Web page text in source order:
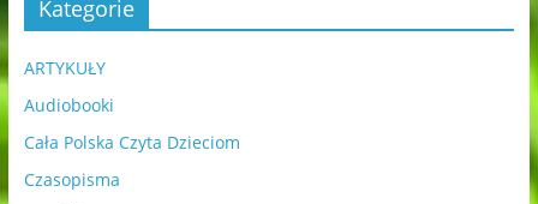
Kategorie
ARTYKUŁY
Audiobooki
Cała Polska Czyta Dzieciom
Czasopisma